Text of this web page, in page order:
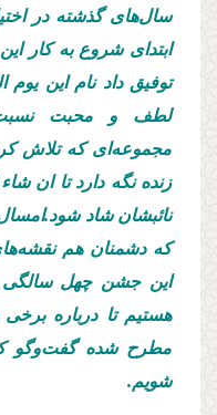
توفیق داد نام این یوم
لطف و محبت نسبت
زنده نگه دارد تا ان
نائبشان شاد
که دشمنان هم
این جشن چهل سالگی
هستیم تا درباره
مطرح شده گفت‌وگو
شویم.